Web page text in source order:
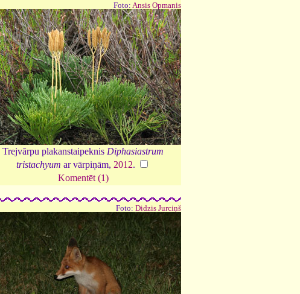
Foto: Ansis Opmanis
Trejvārpu plakanstaipeknis Diphasiastrum
tristachyum ar vārpiņām, 2012.
Komentēt (1)
Foto: Didzis Jurciņš